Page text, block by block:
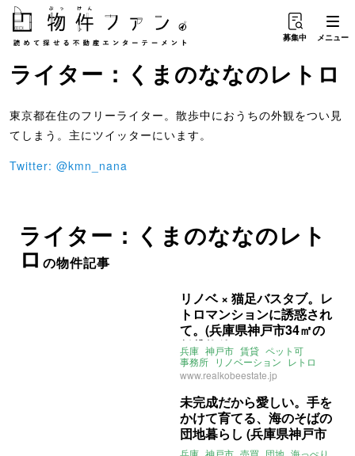
募集中 メニュー
ライター：くまのななのレトロ
東京都在住のフリーライター。散歩中におうちの外観をつい見
てしまう。主にツイッターにいます。
Twitter: @kmn_nana
ライター：くまのななのレト
ロ の物件記事
リノベ × 猫足バスタブ。レ
トロマンションに誘惑され
て。(兵庫県神戸市34㎡の
賃貸物件)
兵庫 神戸市 賃貸 ペット可
事務所 リノベーション レトロ
ライター：くまのなな
www.realkobeestate.jp
未完成だから愛しい。手を
かけて育てる、海のそばの
団地暮らし (兵庫県神戸市
73㎡の売買物件)
兵庫 神戸市 売買 団地 海っぺり